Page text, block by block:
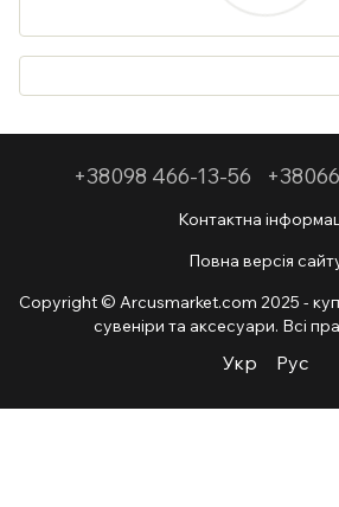
+38098 466-13-56
Контактна
Повна версія
Copyright © Arcusmarket.com 2025 -
сувеніри та аксесуари. Всі
Укр Рус